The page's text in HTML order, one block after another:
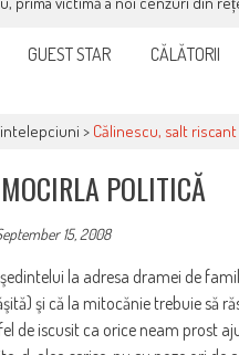
GUEST STAR CĂLĂTORII
> Călinescu, salt
POLITICĂ
15, 2008
la adresa dramei de
şi că la mitocănie trebuie să
de iscusit ca orice neam prost